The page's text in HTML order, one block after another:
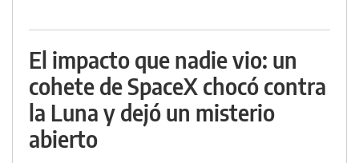
El impacto que nadie vio: un
cohete de SpaceX chocó contra
la Luna y dejó un misterio
abierto